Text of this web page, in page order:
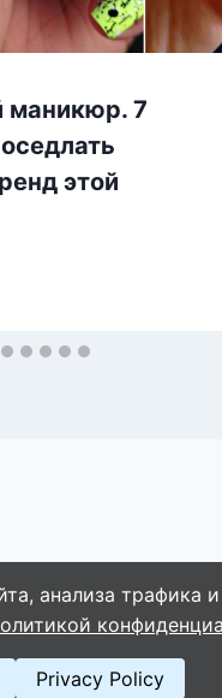
маникюр. 7
этой
Naget.Ru
анализа трафика
Privacy Policy